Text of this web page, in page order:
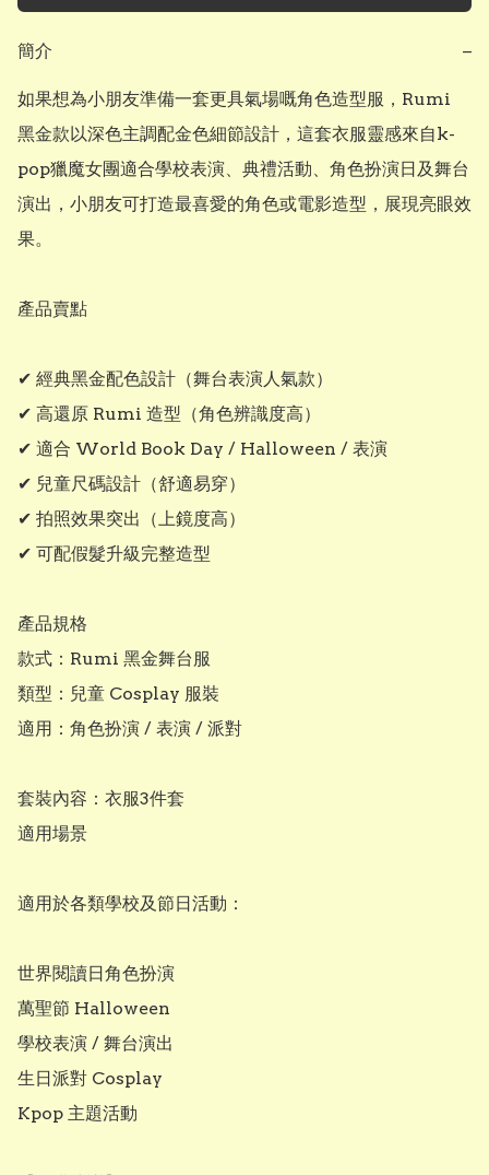
簡介 −
如果想為小朋友準備一套更具氣場嘅角色造型服，Rumi
黑金款以深色主調配金色細節設計，這套衣服靈感來自k-
pop獵魔女團適合學校表演、典禮活動、角色扮演日及舞台
演出，小朋友可打造最喜愛的角色或電影造型，展現亮眼效
果。
產品賣點
✔ 經典黑金配色設計（舞台表演人氣款）
✔ 高還原 Rumi 造型（角色辨識度高）
✔ 適合 World Book Day / Halloween / 表演
✔ 兒童尺碼設計（舒適易穿）
✔ 拍照效果突出（上鏡度高）
✔ 可配假髮升級完整造型
產品規格
款式：Rumi 黑金舞台服
類型：兒童 Cosplay 服裝
適用：角色扮演 / 表演 / 派對
套裝內容：衣服3件套
適用場景
適用於各類學校及節日活動：
世界閱讀日角色扮演
萬聖節 Halloween
學校表演 / 舞台演出
生日派對 Cosplay
Kpop 主題活動